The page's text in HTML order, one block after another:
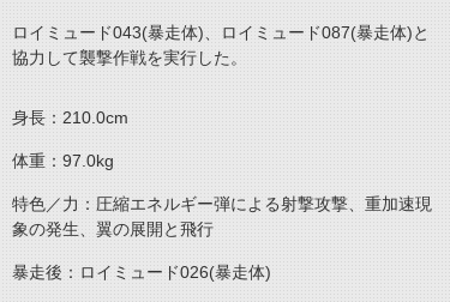
ロイミュード043(暴走体)、ロイミュード087(暴走体)と
協力して襲撃作戦を実行した。
身長：210.0cm
体重：97.0kg
特色／力：圧縮エネルギー弾による射撃攻撃、重加速現
象の発生、翼の展開と飛行
暴走後：ロイミュード026(暴走体)